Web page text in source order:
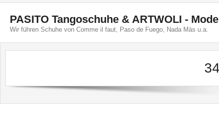
Skip
contentPASITO Tangoschuhe & ARTWOLI -
Wir führen Schuhe von Comme il faut, Paso de Fuego, Nada Màs u.a.